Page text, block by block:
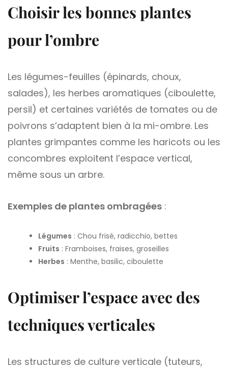
Choisir les bonnes plantes
pour l’ombre
Les légumes-feuilles (épinards, choux,
salades), les herbes aromatiques (ciboulette,
persil) et certaines variétés de tomates ou de
poivrons s’adaptent bien à la mi-ombre. Les
plantes grimpantes comme les haricots ou les
concombres exploitent l’espace vertical,
même sous un arbre.
Exemples de plantes ombragées :
Légumes : Chou frisé, radicchio, bettes
Fruits : Framboises, fraises, groseilles
Herbes : Menthe, basilic, ciboulette
Optimiser l’espace avec des
techniques verticales
Les structures de culture verticale (tuteurs,